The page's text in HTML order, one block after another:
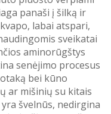
panaši į šilką ir
labai atspari,
sveikatai
aminorūgštys
senėjimo procesus
bei kūno
ar mišinių su kitais
švelnūs, nedirgina